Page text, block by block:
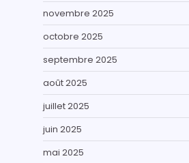
novembre 2025
octobre 2025
septembre 2025
août 2025
juillet 2025
juin 2025
mai 2025